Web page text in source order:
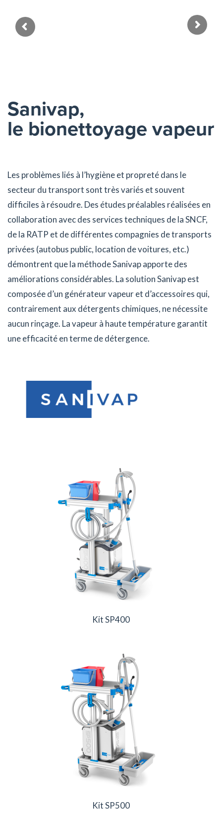
Sanivap,
le bionettoyage vapeur
Les problèmes liés à l’hygiène et propreté dans le
secteur du transport sont très variés et souvent
difficiles à résoudre. Des études préalables réalisées en
collaboration avec des services techniques de la SNCF,
de la RATP et de différentes compagnies de transports
privées (autobus public, location de voitures, etc.)
démontrent que la méthode Sanivap apporte des
améliorations considérables. La solution Sanivap est
composée d’un générateur vapeur et d’accessoires qui,
contrairement aux détergents chimiques, ne nécessite
aucun rinçage. La vapeur à haute température garantit
une efficacité en terme de détergence.
Kit SP400
Kit SP500